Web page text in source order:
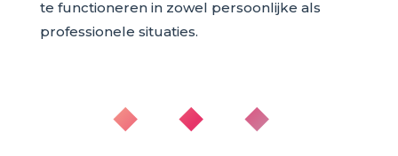
te functioneren in zowel persoonlijke als
professionele situaties.
◆ ◆ ◆